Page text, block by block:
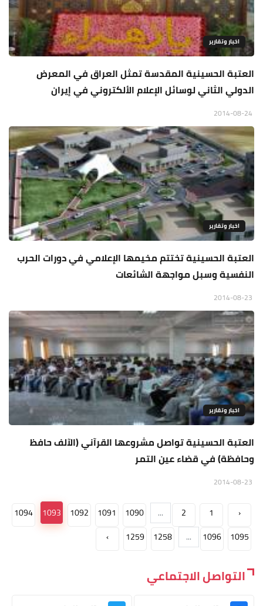
اخبار وتقارير
العتبة الحسينية المقدسة تمثل العراق في المعرض
الدولي الثاني لوسائل الإعلام الألكتروني في إيران
اخبار وتقارير
العتبة الحسينية تختتم مخيمها الإعلامي في دورات الحرب
النفسية وسبل مواجهة الشائعات
اخبار وتقارير
العتبة الحسينية تواصل مشروعها القرآني (الآلف حافظ
وحافظة) في قضاء عين التمر
‹
1
2
...
1090
1091
1092
1093
1094
1095
1096
...
1258
1259
›
التواصل الاجتماعي